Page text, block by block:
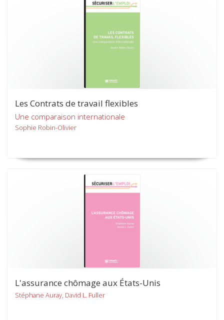
Les Contrats de travail flexibles
Une comparaison internationale
Sophie Robin-Olivier
L'assurance chômage aux États-Unis
Stéphane Auray, David L. Fuller